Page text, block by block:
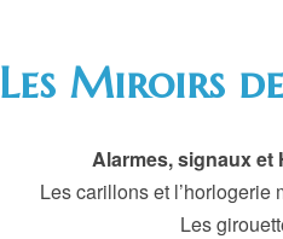
Les Miroirs
Alarmes, signaux et
Les carillons et l’horlogerie
Les